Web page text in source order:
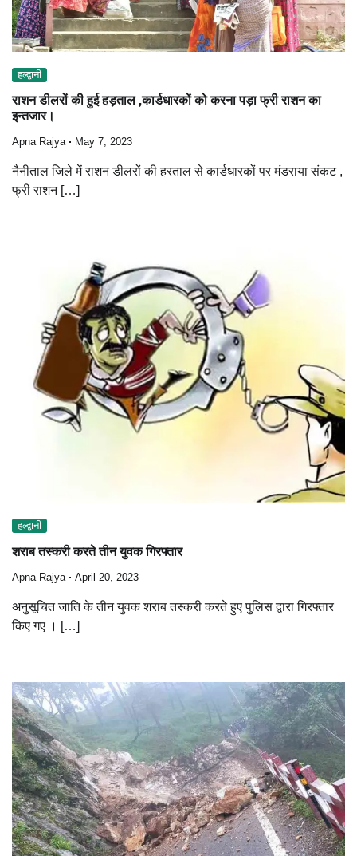
हल्द्वानी
राशन डीलरों की हुई हड़ताल ,कार्डधारकों को करना पड़ा फ्री राशन का
इन्तजार।
Apna Rajya May 7, 2023
नैनीताल जिले में राशन डीलरों की हरताल से कार्डधारकों पर मंडराया संकट ,
फ्री राशन […]
हल्द्वानी
शराब तस्करी करते तीन युवक गिरफ्तार
Apna Rajya April 20, 2023
अनुसूचित जाति के तीन युवक शराब तस्करी करते हुए पुलिस द्वारा गिरफ्तार
किए गए । […]